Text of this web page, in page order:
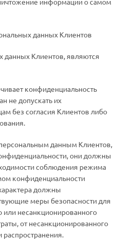
данных Клиентов
данных Клиентов, являются
конфиденциальность
не допускать их
без согласия Клиентов либо
данным Клиентов,
они должны
соблюдения режима
конфиденциальности
должны
меры безопасности для
или несанкционированного
от несанкционированного
распространения.